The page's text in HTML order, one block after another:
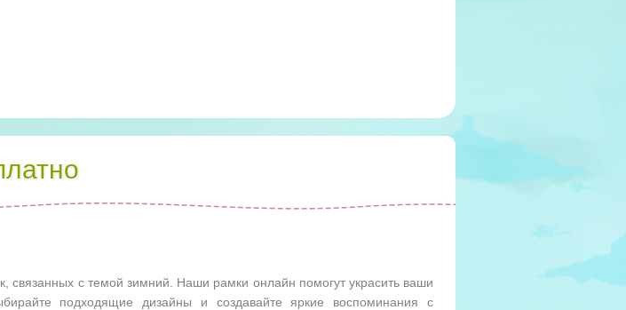
связанных с темой зимний. Наши рамки онлайн помогут украсить ваши
подходящие дизайны и создавайте яркие воспоминания с